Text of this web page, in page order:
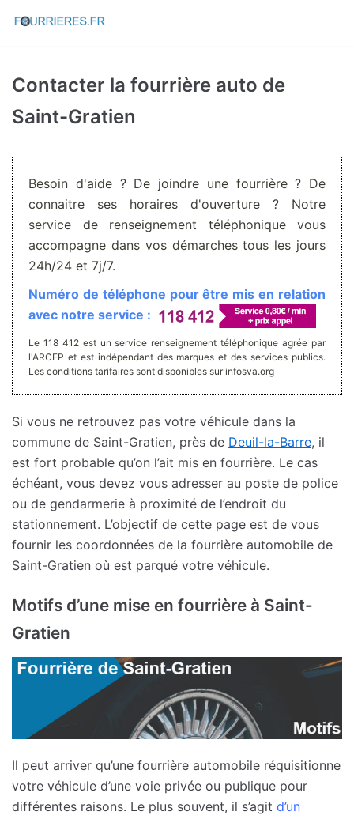
Aller
Contacter la fourrière auto de
Saint-Gratien
Besoin d'aide ? De joindre une fourrière ? De
connaitre ses horaires d'ouverture ? Notre
service de renseignement téléphonique vous
accompagne dans vos démarches tous les jours
24h/24 et 7j/7.
Numéro de téléphone pour être mis en relation
avec notre service :
Le 118 412 est un service renseignement téléphonique agrée par
l'ARCEP et est indépendant des marques et des services publics.
Les conditions tarifaires sont disponibles sur infosva.org
Si vous ne retrouvez pas votre véhicule dans la
commune de Saint-Gratien, près de Deuil-la-Barre, il
est fort probable qu’on l’ait mis en fourrière. Le cas
échéant, vous devez vous adresser au poste de police
ou de gendarmerie à proximité de l’endroit du
stationnement. L’objectif de cette page est de vous
fournir les coordonnées de la fourrière automobile de
Saint-Gratien où est parqué votre véhicule.
Motifs d’une mise en fourrière à Saint-
Gratien
Il peut arriver qu’une fourrière automobile réquisitionne
votre véhicule d’une voie privée ou publique pour
différentes raisons. Le plus souvent, il s’agit d’un